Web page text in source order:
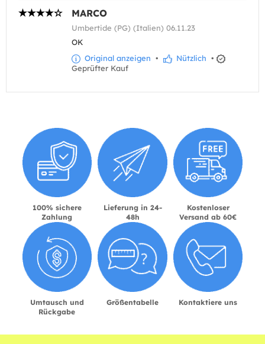
MARCO
Umbertide (PG) (Italien) 06.11.23
OK
Original anzeigen • Nützlich •
Geprüfter Kauf
100% sichere
Zahlung
Lieferung in 24-
48h
Kostenloser
Versand ab 60€
Umtausch und
Rückgabe
Größentabelle Kontaktiere uns